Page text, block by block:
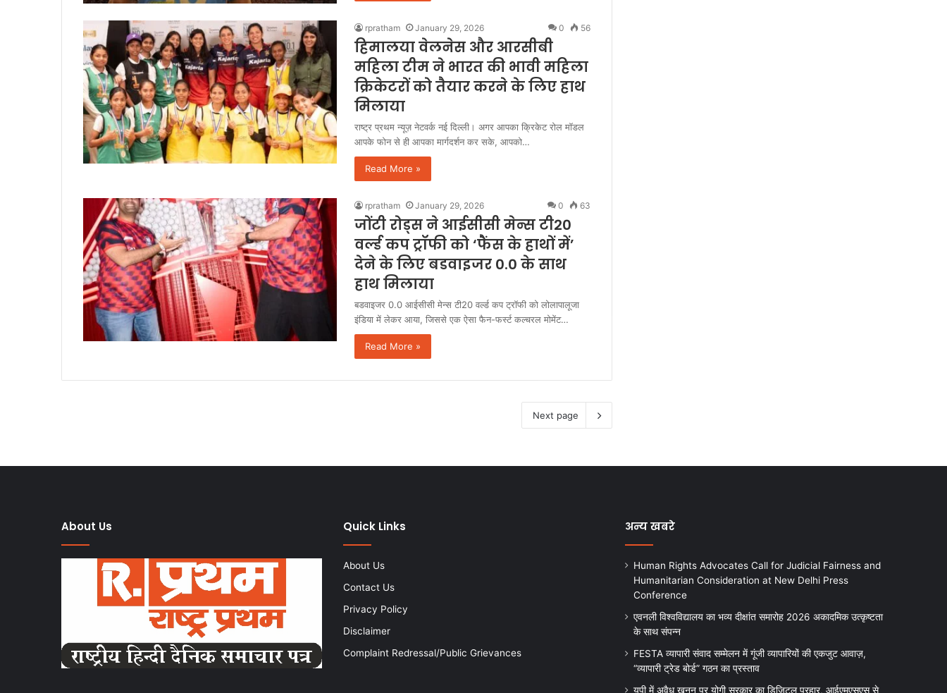
rpratham January 29, 2026 0 56
हिमालया वेलनेस और आरसीबी
महिला टीम ने भारत की भावी महिला
क्रिकेटरों को तैयार करने के लिए हाथ
मिलाया
राष्ट्र प्रथम न्यूज़ नेटवर्क नई दिल्ली। अगर आपका क्रिकेट रोल मॉडल
आपके फोन से ही आपका मार्गदर्शन कर सके, आपको…
Read More »
rpratham January 29, 2026 0 63
जोंटी रोड्स ने आईसीसी मेन्स टी20
वर्ल्ड कप ट्रॉफी को ‘फैंस के हाथों में’
देने के लिए बडवाइजर 0.0 के साथ
हाथ मिलाया
बडवाइजर 0.0 आईसीसी मेन्स टी20 वर्ल्ड कप ट्रॉफी को लोलापालूजा
इंडिया में लेकर आया, जिससे एक ऐसा फैन-फर्स्ट कल्चरल मोमेंट…
Read More »
Next page
About Us Quick Links
About Us
Contact Us
Privacy Policy
Disclaimer
Complaint Redressal/Public Grievances
अन्य खबरे
Human Rights Advocates Call for Judicial Fairness and
Humanitarian Consideration at New Delhi Press
Conference
एवनली विश्वविद्यालय का भव्य दीक्षांत समारोह 2026 अकादमिक उत्कृष्टता
के साथ संपन्न
FESTA व्यापारी संवाद सम्मेलन में गूंजी व्यापारियों की एकजुट आवाज़,
“व्यापारी ट्रेड बोर्ड” गठन का प्रस्ताव
यूपी में अवैध खनन पर योगी सरकार का डिजिटल प्रहार, आईएमएसएस से